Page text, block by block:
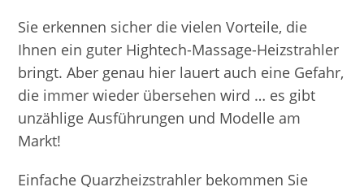
Sie erkennen sicher die vielen Vorteile, die
Ihnen ein guter Hightech-Massage-Heizstrahler
bringt. Aber genau hier lauert auch eine Gefahr,
die immer wieder übersehen wird … es gibt
unzählige Ausführungen und Modelle am
Markt!
Einfache Quarzheizstrahler bekommen Sie